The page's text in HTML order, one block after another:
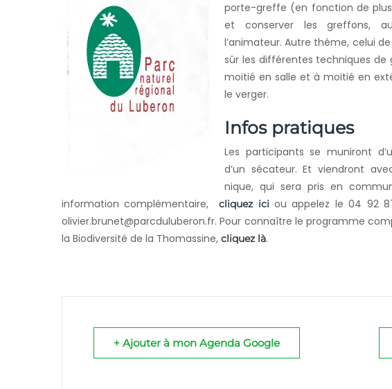
porte-greffe (en fonction de
et conserver les greffons,
l’animateur. Autre thème, celui
sûr les différentes techniques de
moitié en salle et à moitié en
le verger.
Infos pratiques
Les participants se muniront
d’un sécateur. Et viendront
nique, qui sera pris en
information complémentaire,
cliquez ici ou appelez le 04 92
olivier.brunet@parcduluberon.fr. Pour connaître le programme
la Biodiversité de la Thomassine, cliquez là.
+ Ajouter à mon Agenda Google